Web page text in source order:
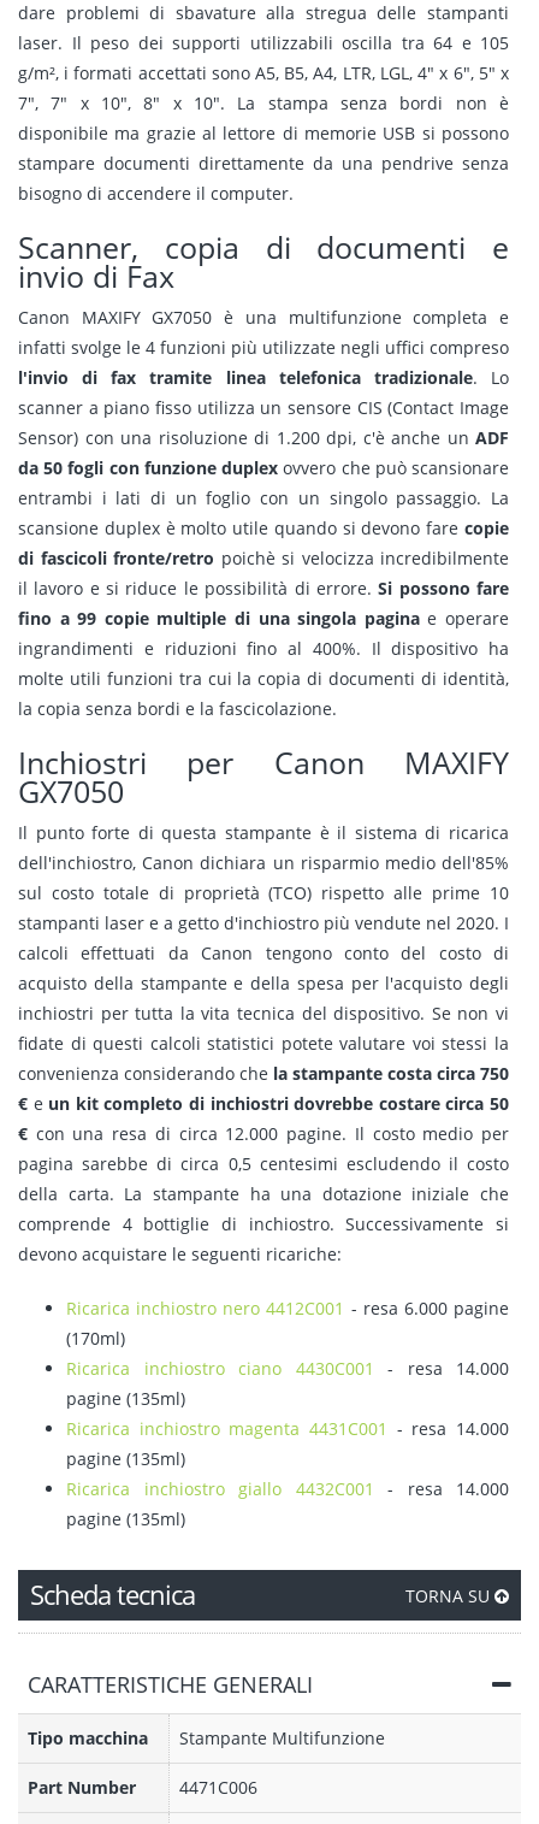
dare problemi di sbavature alla stregua delle stampanti
laser. Il peso dei supporti utilizzabili oscilla tra 64 e 105
g/m², i formati accettati sono A5, B5, A4, LTR, LGL, 4" x 6", 5" x
7", 7" x 10", 8" x 10". La stampa senza bordi non è
disponibile ma grazie al lettore di memorie USB si possono
stampare documenti direttamente da una pendrive senza
bisogno di accendere il computer.
Scanner, copia di documenti e
invio di Fax
Canon MAXIFY GX7050 è una multifunzione completa e
infatti svolge le 4 funzioni più utilizzate negli uffici compreso
l'invio di fax tramite linea telefonica tradizionale. Lo
scanner a piano fisso utilizza un sensore CIS (Contact Image
Sensor) con una risoluzione di 1.200 dpi, c'è anche un ADF
da 50 fogli con funzione duplex ovvero che può scansionare
entrambi i lati di un foglio con un singolo passaggio. La
scansione duplex è molto utile quando si devono fare copie
di fascicoli fronte/retro poichè si velocizza incredibilmente
il lavoro e si riduce le possibilità di errore.Si possono fare
fino a 99 copie multiple di una singola paginae operare
ingrandimenti e riduzioni fino al 400%. Il dispositivo ha
molte utili funzioni tra cui la copia di documenti di identità,
la copia senza bordi e la fascicolazione.
Inchiostri per Canon MAXIFY
GX7050
Il punto forte di questa stampante è il sistema di ricarica
dell'inchiostro, Canon dichiara un risparmio medio dell'85%
sul costo totale di proprietà (TCO) rispetto alle prime 10
stampanti laser e a getto d'inchiostro più vendute nel 2020. I
calcoli effettuati da Canon tengono conto del costo di
acquisto della stampante e della spesa per l'acquisto degli
inchiostri per tutta la vita tecnica del dispositivo. Se non vi
fidate di questi calcoli statistici potete valutare voi stessi la
convenienza considerando che la stampante costa circa 750
€ e un kit completo di inchiostri dovrebbe costare circa 50
€ con una resa di circa 12.000 pagine. Il costo medio per
pagina sarebbe di circa 0,5 centesimi escludendo il costo
della carta. La stampante ha una dotazione iniziale che
comprende 4 bottiglie di inchiostro. Successivamente si
devono acquistare le seguenti ricariche:
Ricarica inchiostro nero 4412C001 - resa 6.000 pagine
(170ml)
Ricarica inchiostro ciano 4430C001
- resa 14.000
pagine (135ml)
Ricarica inchiostro magenta 4431C001 - resa 14.000
pagine (135ml)
Ricarica inchiostro giallo 4432C001
- resa 14.000
pagine (135ml)
Scheda tecnica TORNA SU
CARATTERISTICHE GENERALI
Tipo macchina Stampante Multifunzione
Part Number 4471C006